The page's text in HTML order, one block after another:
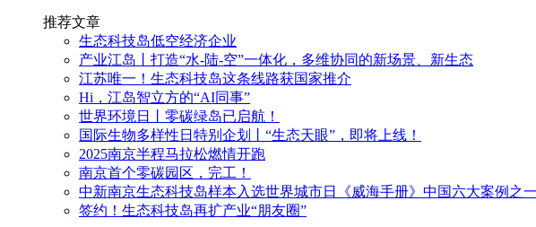
推荐文章
生态科技岛低空经济企业
产业江岛丨打造“水-陆-空”一体化，多维协同的新场景、新生态
江苏唯一！生态科技岛这条线路获国家推介
Hi，江岛智立方的“AI同事”
世界环境日丨零碳绿岛已启航！
国际生物多样性日特别企划丨“生态天眼”，即将上线！
2025南京半程马拉松燃情开跑
南京首个零碳园区，完工！
中新南京生态科技岛样本入选世界城市日《威海手册》中国六大案例之一
签约！生态科技岛再扩产业“朋友圈”